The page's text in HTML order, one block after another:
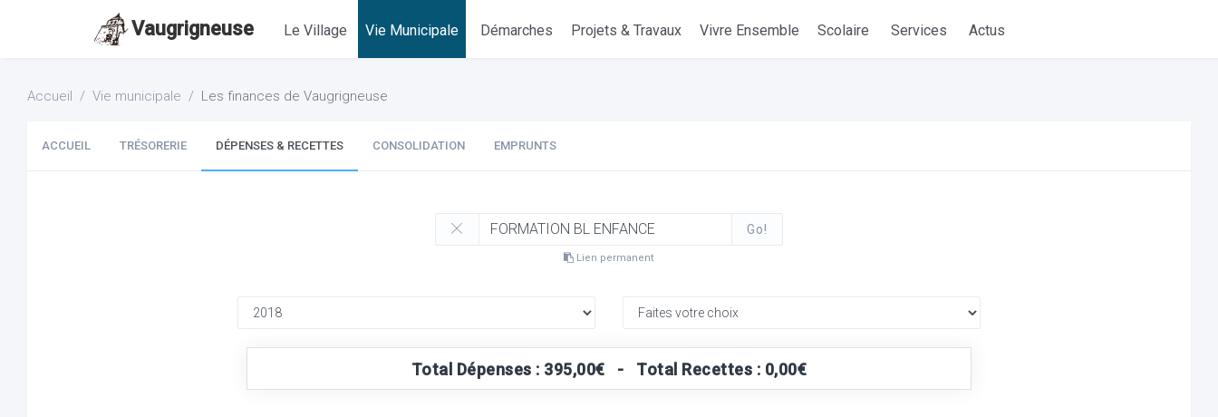
Vaugrigneuse Le Village Vie Municipale Démarches Projets & Travaux Vivre Ensemble Scolaire Services Actus
Accueil Vie municipale Les finances de Vaugrigneuse
ACCUEIL TRÉSORERIE DÉPENSES & RECETTES CONSOLIDATION EMPRUNTS
Go!
Lien permanent
Total Dépenses : 395,00€ - Total Recettes : 0,00€